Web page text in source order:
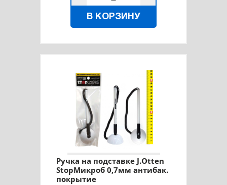
В КОРЗИНУ
Ручка на подставке J.Otten
StopМикроб 0,7мм антибак.
покрытие